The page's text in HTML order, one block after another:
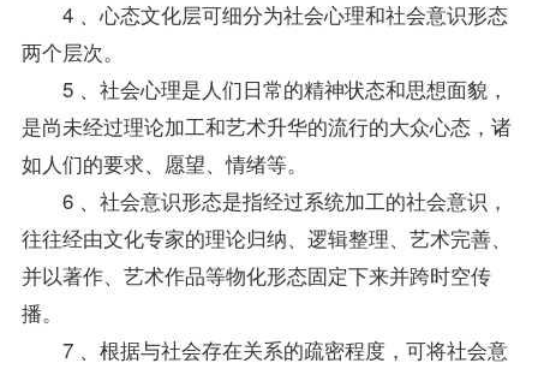
4 、心态文化层可细分为社会心理和社会意识形态
两个层次。
5 、社会心理是人们日常的精神状态和思想面貌，
是尚未经过理论加工和艺术升华的流行的大众心态，诸
如人们的要求、愿望、情绪等。
6 、社会意识形态是指经过系统加工的社会意识，
往往经由文化专家的理论归纳、逻辑整理、艺术完善、
并以著作、艺术作品等物化形态固定下来并跨时空传
播。
7 、根据与社会存在关系的疏密程度，可将社会意